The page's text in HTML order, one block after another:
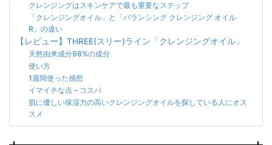
クレンジングはスキンケアで最も重要なステップ
「クレンジングオイル」と「バランシング クレンジング オイル
R」の違い
【レビュー】THREE(スリー)ライン「クレンジングオイル」
天然由来成分98%の成分
使い方
1週間使った感想
イマイチな点 – コスパ
肌に優しい保湿力の高いクレンジングオイルを探している人にオス
スメ